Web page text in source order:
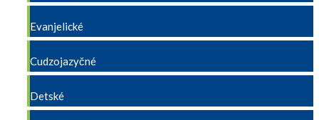
Evanjelické
Cudzojazyčné
Detské